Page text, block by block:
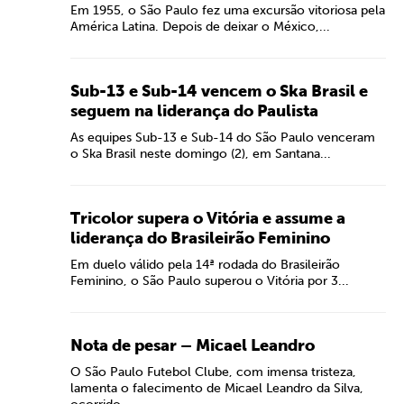
Em 1955, o São Paulo fez uma excursão vitoriosa pela
América Latina. Depois de deixar o México,...
Sub-13 e Sub-14 vencem o Ska Brasil e
seguem na liderança do Paulista
As equipes Sub-13 e Sub-14 do São Paulo venceram
o Ska Brasil neste domingo (2), em Santana...
Tricolor supera o Vitória e assume a
liderança do Brasileirão Feminino
Em duelo válido pela 14ª rodada do Brasileirão
Feminino, o São Paulo superou o Vitória por 3...
Nota de pesar – Micael Leandro
O São Paulo Futebol Clube, com imensa tristeza,
lamenta o falecimento de Micael Leandro da Silva,